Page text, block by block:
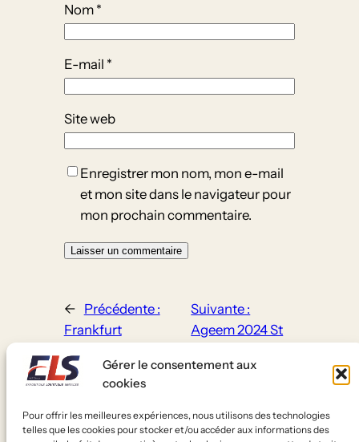
Gérer le consentement aux
cookies
Pour offrir les meilleures expériences, nous utilisons des technologies
telles que les cookies pour stocker et/ou accéder aux informations des
Nom *
E-mail *
Site web
Enregistrer mon nom, mon e-mail
et mon site dans le navigateur pour
mon prochain commentaire.
←
Précédente :
Frankfurt
Suivante :
Ageem 2024 St